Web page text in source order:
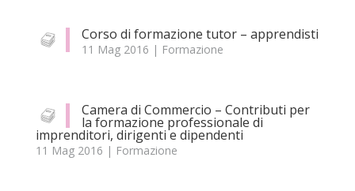
Corso di formazione tutor – apprendisti
11 Mag 2016 | Formazione
Camera di Commercio – Contributi per
la formazione professionale di
imprenditori, dirigenti e dipendenti
11 Mag 2016 | Formazione